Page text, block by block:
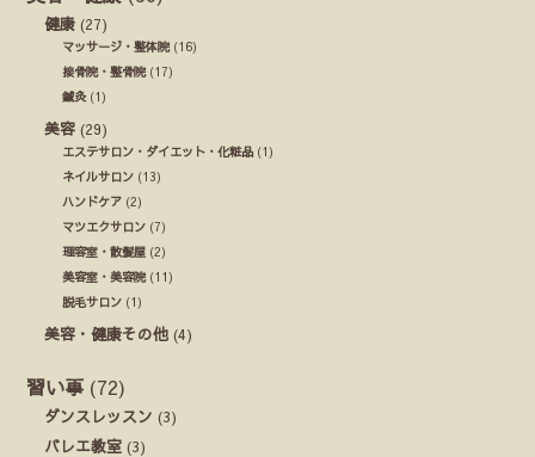
健康 (27)
マッサージ・整体院(16)
接骨院・整骨院(17)
鍼灸(1)
美容 (29)
エステサロン・ダイエット・化粧品 (1)
ネイルサロン (13)
ハンドケア (2)
マツエクサロン (7)
理容室・散髪屋 (2)
美容室・美容院(11)
脱毛サロン (1)
美容・健康その他 (4)
習い事 (72)
ダンスレッスン (3)
バレエ教室 (3)